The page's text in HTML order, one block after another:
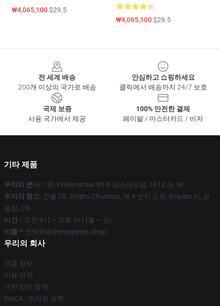
₩4,065,100$29.5
₩4,065,100$29.5
전 세계 배송
200개 이상의 국가로 배송
안심하고 쇼핑하세요
클릭에서 배송까지 24/7 보호
국제 보증
사용 국가에서 제공
100% 안전한 결제
페이팔 / 마스터카드 / 비자
기타 제품
우리의 본사: 120 Vinkenstraat 80 B 암스테르담, 1013 Jv, Nl
우리의 창고: 건물 28, Jinghu Chunxiao, 제 4 반지 도로, Beipiao 시, 광
동성, CN
시간 :: 오전 9시 ~ 오후 5시 (월 ~ 금)
이름 *: 연락처@themuppets.shop
우리의 회사
제품 정보
이용 약관
개인 정보 정책
DMCA - 저작권 정책